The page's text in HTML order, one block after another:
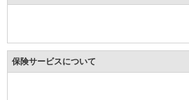
保険サービスについて